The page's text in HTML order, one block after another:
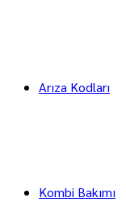
Arıza Kodları
Kombi Bakımı